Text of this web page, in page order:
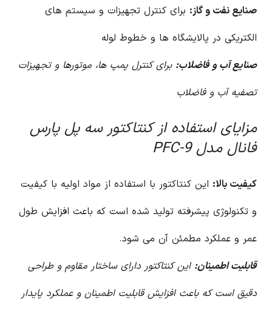
صنایع نفت و گاز: برای کنترل تجهیزات و سیستم های
الکتریکی در پالایشگاه ها و خطوط لوله
صنایع آب و فاضلاب: برای کنترل پمپ ها، موتورها و تجهیزات
تصفیه آب و فاضلاب
مزایای استفاده از کنتاکتور سه پل پارس
فانال مدل PFC-9
کیفیت بالا: این کنتاکتور با استفاده از مواد اولیه با کیفیت
و تکنولوژی پیشرفته تولید شده است که باعث افزایش طول
عمر و عملکرد مطمئن آن می شود.
قابلیت اطمینان: این کنتاکتور دارای ساختار مقاوم و طراحی
دقیق است که باعث افزایش قابلیت اطمینان و عملکرد پایدار